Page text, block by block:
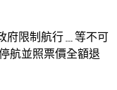
府限制航行﹍等不可
航並照票價全額退